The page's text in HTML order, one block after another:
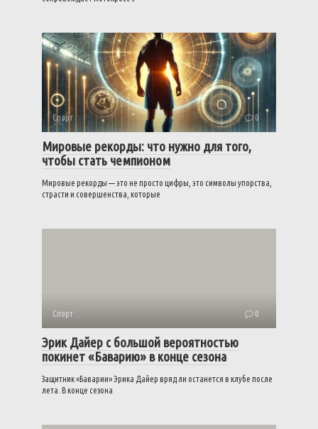
Спорт 0
Мировые рекорды: что нужно для того,
чтобы стать чемпионом
Мировые рекорды — это не просто цифры, это символы упорства,
страсти и совершенства, которые
Спорт 0
Эрик Дайер с большой вероятностью
покинет «Баварию» в конце сезона
Защитник «Баварии» Эрика Дайер вряд ли останется в клубе после
лета. В конце сезона